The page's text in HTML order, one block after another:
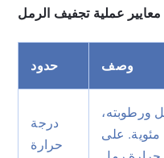
حدود وصف
درجة
حرارة
ورطوبته،
و٢٠٠ درجة مئوية. على